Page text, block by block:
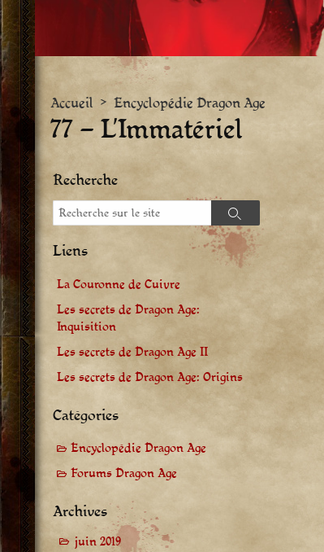
Accueil >Encyclopédie Dragon Age
77 – L’Immatériel
Recherche
Recherche
Recherche
Liens
La Couronne de Cuivre
Les secrets de Dragon Age:
Inquisition
Les secrets de Dragon Age II
Les secrets de Dragon Age: Origins
Catégories
Encyclopédie Dragon Age
Forums Dragon Age
Archives
juin 2019